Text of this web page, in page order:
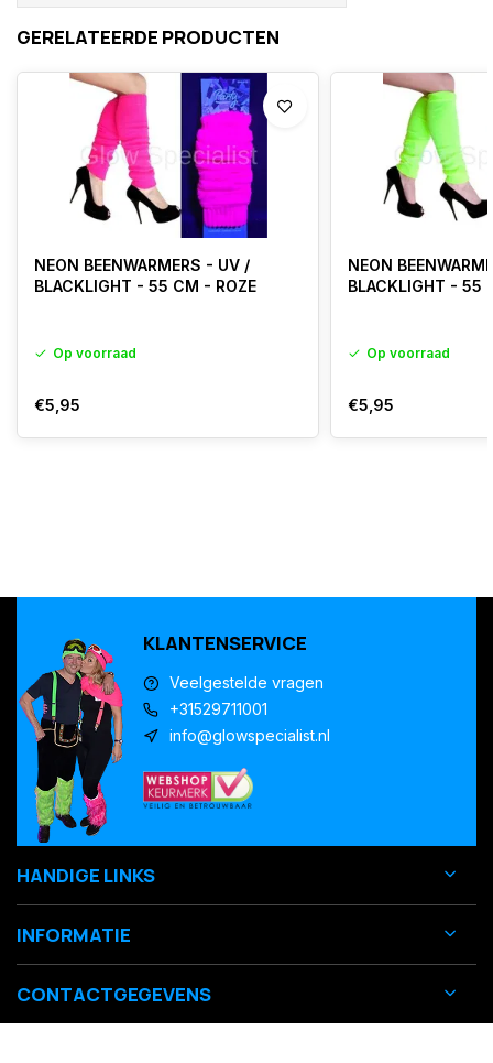
GERELATEERDE PRODUCTEN
NEON BEENWARMERS - UV /
BLACKLIGHT - 55 CM - ROZE
Op voorraad
€5,95
NEON
BLACKLIGHT - 55
Op voorraad
€5,95
KLANTENSERVICE
Veelgestelde vragen
+31529711001
info@glowspecialist.nl
HANDIGE LINKS
INFORMATIE
CONTACTGEGEVENS